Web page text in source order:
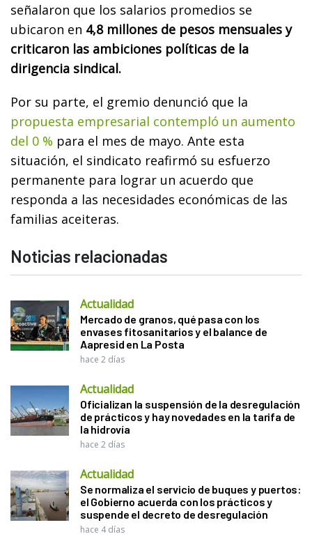
señalaron que los salarios promedios se
ubicaron en 4,8 millones de pesos mensuales y
criticaron las ambiciones políticas de la
dirigencia sindical.
Por su parte, el gremio denunció que la
propuesta empresarial contempló un aumento
del 0 % para el mes de mayo. Ante esta
situación, el sindicato reafirmó su esfuerzo
permanente para lograr un acuerdo que
responda a las necesidades económicas de las
familias aceiteras.
Noticias relacionadas
Actualidad
Mercado de granos, qué pasa con los
envases fitosanitarios y el balance de
Aapresid en La Posta
hace 2 días
Actualidad
Oficializan la suspensión de la desregulación
de prácticos y hay novedades en la tarifa de
la hidrovía
hace 2 días
Actualidad
Se normaliza el servicio de buques y puertos:
el Gobierno acuerda con los prácticos y
suspende el decreto de desregulación
hace 4 días